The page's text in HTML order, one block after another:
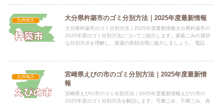
九州地方 大分県杵築市のゴミ分別方法｜2025年度最新情報
大分県杵築市のゴミ分別方法｜2025年度最新情報大分県杵築市の
2025年度のゴミ分別方法についてご紹介します。家庭ごみの適切
な分別方法を理解し、資源の有効活用に協力しましょう。 電話番
九州地方
宮崎県えびの市のゴミ分別方法｜2025年度最新情
報
宮崎県えびの市のゴミ分別方法｜2025年度最新情報えびの市の
2025年度のゴミ分別方法を解説します。可燃ごみ、不燃ごみ、資